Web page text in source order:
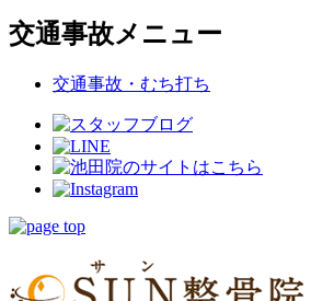
交通事故メニュー
交通事故・むち打ち